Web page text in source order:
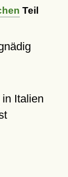
Teil
Italien